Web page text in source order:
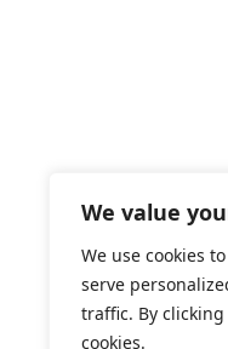
We value
We use cookies
serve
traffic. By
cookies.